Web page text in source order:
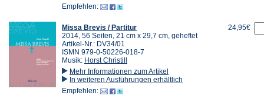
Empfehlen:
Missa Brevis / Partitur
2014, 56 Seiten, 21 cm x 29,7 cm, geheftet
Artikel-Nr.: DV34/01
ISMN 979-0-50226-018-7
Musik: Horst Christill
Mehr Informationen zum Artikel
In weiteren Ausführungen erhältlich
Empfehlen:
24,95€